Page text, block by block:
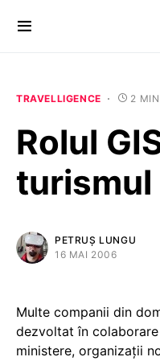
TRAVELLIGENCE 2
Rolul
PETRUȘ LUNGU
16 MAI 2006
Multe companii din
dezvoltat în
ministere, organizaţii